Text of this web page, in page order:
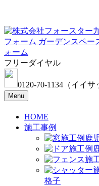
フリーダイヤル
0120-70-1134 （イイサ
Menu
HOME
施工事例
格子